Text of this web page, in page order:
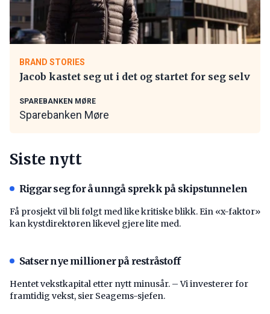
BRAND STORIES
Jacob kastet seg ut i det og startet for seg selv
SPAREBANKEN MØRE
Sparebanken Møre
Siste nytt
Riggar seg for å unngå sprekk på skipstunnelen
Få prosjekt vil bli følgt med like kritiske blikk. Ein «x-faktor»
kan kystdirektøren likevel gjere lite med.
Satser nye millioner på restråstoff
Hentet vekstkapital etter nytt minusår. – Vi investerer for
framtidig vekst, sier Seagems-sjefen.